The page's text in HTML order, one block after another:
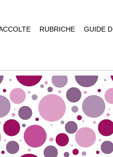
RUBRICHE GUIDE